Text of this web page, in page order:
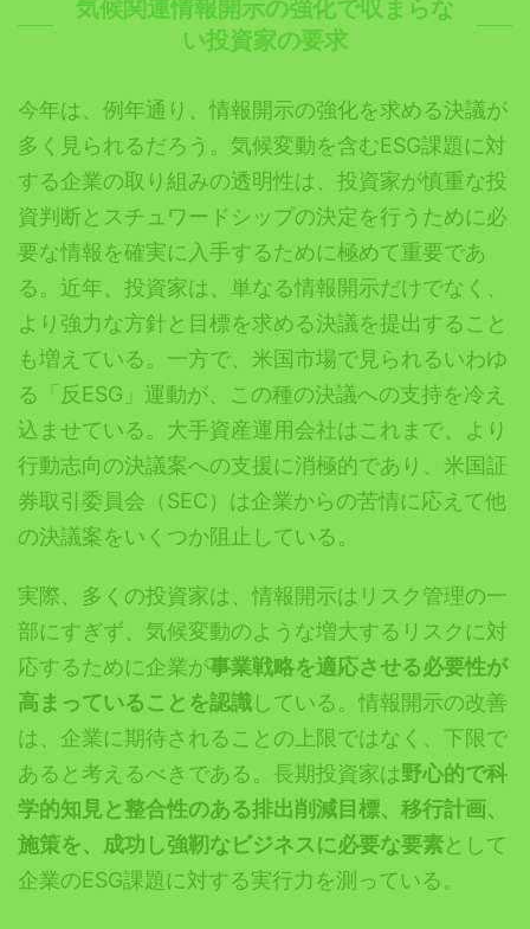
気候関連情報開示の強化で収まらな
い投資家の要求
今年は、例年通り、情報開示の強化を求める決議が
多く見られるだろう。気候変動を含むESG課題に対
する企業の取り組みの透明性は、投資家が慎重な投
資判断とスチュワードシップの決定を行うために必
要な情報を確実に入手するために極めて重要であ
る。近年、投資家は、単なる情報開示だけでなく、
より強力な方針と目標を求める決議を提出すること
も増えている。一方で、米国市場で見られるいわゆ
る「反ESG」運動が、この種の決議への支持を冷え
込ませている。大手資産運用会社はこれまで、より
行動志向の決議案への支援に消極的であり、米国証
券取引委員会（SEC）は企業からの苦情に応えて他
の決議案をいくつか阻止している。
実際、多くの投資家は、情報開示はリスク管理の一
部にすぎず、気候変動のような増大するリスクに対
応するために企業が事業戦略を適応させる必要性が
高まっていることを認識している。情報開示の改善
は、企業に期待されることの上限ではなく、下限で
あると考えるべきである。長期投資家は野心的で科
学的知見と整合性のある排出削減目標、移行計画、
施策を、成功し強靭なビジネスに必要な要素として
企業のESG課題に対する実行力を測っている。